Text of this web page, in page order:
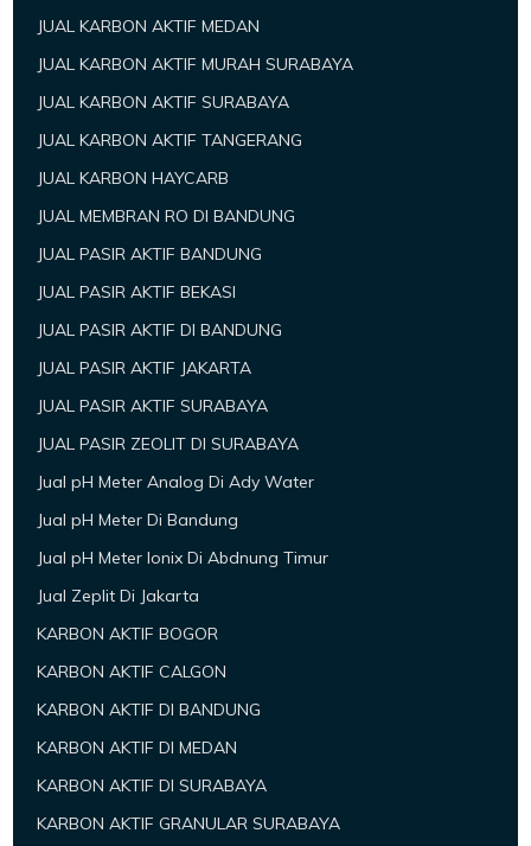
JUAL KARBON AKTIF MEDAN
JUAL KARBON AKTIF MURAH SURABAYA
JUAL KARBON AKTIF SURABAYA
JUAL KARBON AKTIF TANGERANG
JUAL KARBON HAYCARB
JUAL MEMBRAN RO DI BANDUNG
JUAL PASIR AKTIF BANDUNG
JUAL PASIR AKTIF BEKASI
JUAL PASIR AKTIF DI BANDUNG
JUAL PASIR AKTIF JAKARTA
JUAL PASIR AKTIF SURABAYA
JUAL PASIR ZEOLIT DI SURABAYA
Jual pH Meter Analog Di Ady Water
Jual pH Meter Di Bandung
Jual pH Meter Ionix Di Abdnung Timur
Jual Zeplit Di Jakarta
KARBON AKTIF BOGOR
KARBON AKTIF CALGON
KARBON AKTIF DI BANDUNG
KARBON AKTIF DI MEDAN
KARBON AKTIF DI SURABAYA
KARBON AKTIF GRANULAR SURABAYA